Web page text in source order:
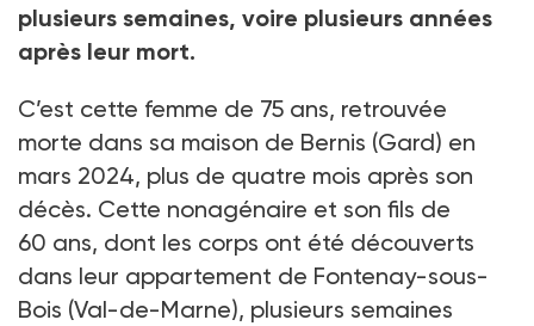
plusieurs semaines, voire plusieurs années
après leur mort.
C’est cette femme de 75 ans, retrouvée
morte dans sa maison de Bernis (Gard) en
mars 2024, plus de quatre mois après son
décès. Cette nonagénaire et son fils de
60 ans, dont les corps ont été découverts
dans leur appartement de Fontenay-sous-
Bois (Val-de-Marne), plusieurs semaines